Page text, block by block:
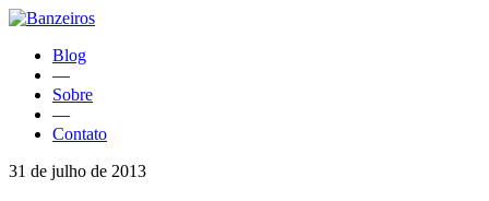
Blog
—
Sobre
—
Contato
31 de julho de 2013